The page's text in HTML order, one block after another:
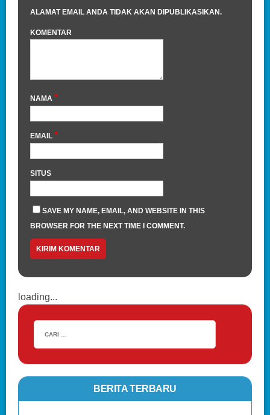
ALAMAT EMAIL ANDA TIDAK AKAN DIPUBLIKASIKAN.
KOMENTAR
NAMA *
EMAIL *
SITUS
SAVE MY NAME, EMAIL, AND WEBSITE IN THIS
BROWSER FOR THE NEXT TIME I COMMENT.
loading...
BERITA TERBARU